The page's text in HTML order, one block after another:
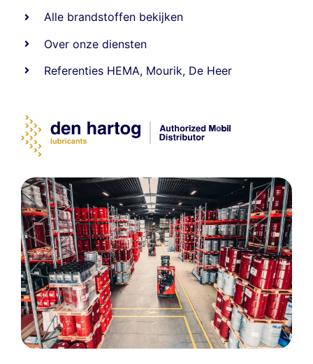
Alle brandstoffen bekijken
Over onze diensten
Referenties HEMA, Mourik, De Heer